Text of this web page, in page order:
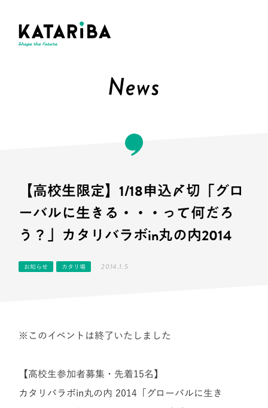
News
【高校生限定】1/18申込〆切「グロ
ーバルに生きる・・・って何だろ
う？」カタリバラボin丸の内2014
お知らせ カタリ場 2014.1.5
※このイベントは終了いたしました
【高校生参加者募集・先着15名】
カタリバラボin丸の内 2014「グローバルに生き